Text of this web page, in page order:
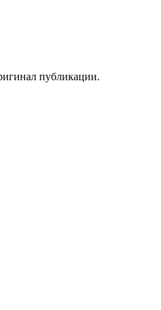
публикации.